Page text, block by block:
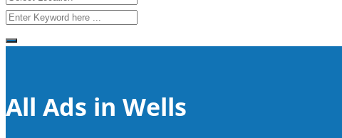
All Ads in Wells